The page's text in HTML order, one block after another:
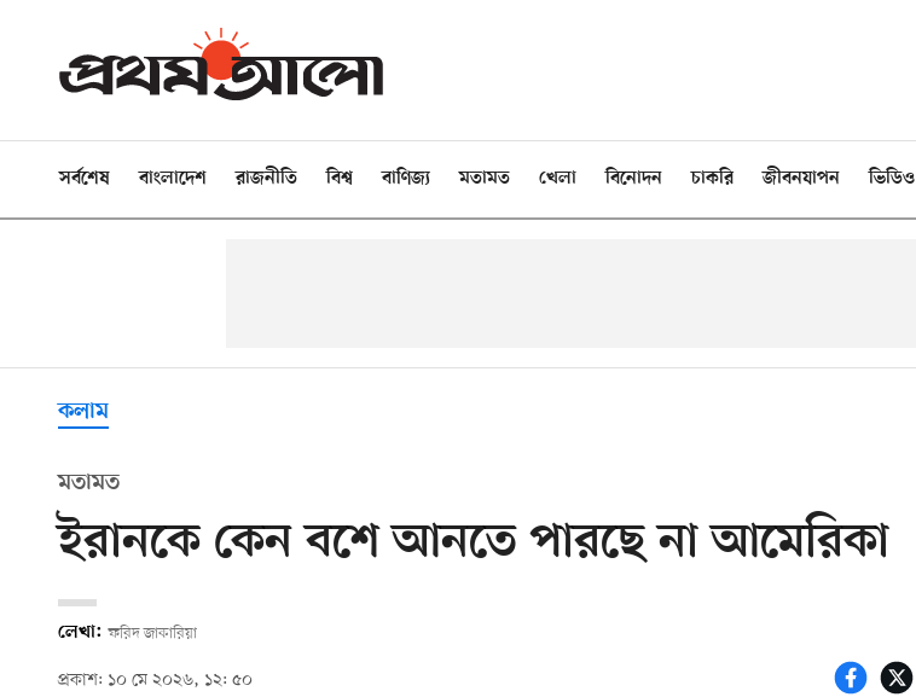
সর্বশেষ বাংলাদেশ রাজনীতি বিশ্ব বাণিজ্য মতামত খেলা বিনোদন চাকরি জীবনযাপন ভিডিও
কলাম
মতামত
ইরানকে কেন বশে আনতে পারছে না আমেরিকা
লেখা: ফরিদ জাকারিয়া
প্রকাশ: ১০ মে ২০২৬, ১২: ৫০